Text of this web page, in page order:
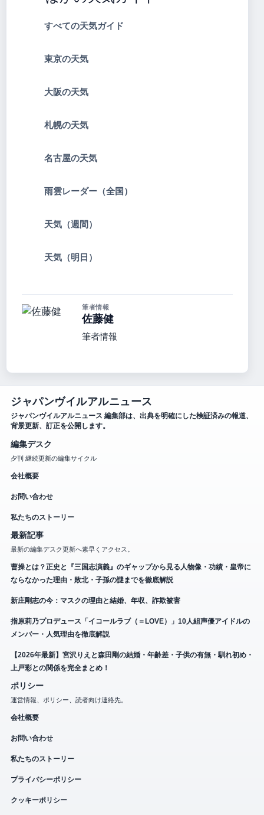
すべての天気ガイド
東京の天気
大阪の天気
札幌の天気
名古屋の天気
雨雲レーダー（全国）
天気（週間）
天気（明日）
筆者情報
佐藤健
筆者情報
ジャパンヴイルアルニュース
ジャパンヴイルアルニュース 編集部は、出典を明確にした検証済みの報道、
背景更新、訂正を公開します。
編集デスク
夕刊 継続更新の編集サイクル
会社概要
お問い合わせ
私たちのストーリー
最新記事
最新の編集デスク更新へ素早くアクセス。
曹操とは？正史と『三国志演義』のギャップから見る人物像・功績・皇帝に
ならなかった理由・敗北・子孫の謎までを徹底解説
新庄剛志の今：マスクの理由と結婚、年収、詐欺被害
指原莉乃プロデュース「イコールラブ（＝LOVE）」10人組声優アイドルの
メンバー・人気理由を徹底解説
【2026年最新】宮沢りえと森田剛の結婚・年齢差・子供の有無・馴れ初め・
上戸彩との関係を完全まとめ！
ポリシー
運営情報、ポリシー、読者向け連絡先。
会社概要
お問い合わせ
私たちのストーリー
プライバシーポリシー
クッキーポリシー